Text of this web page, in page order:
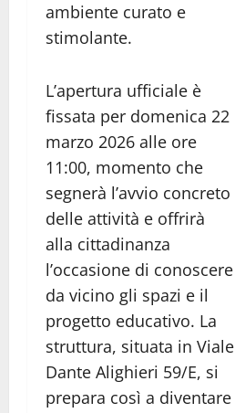
ambiente curato e
stimolante.
L’apertura ufficiale è
fissata per domenica 22
marzo 2026 alle ore
11:00, momento che
segnerà l’avvio concreto
delle attività e offrirà
alla cittadinanza
l’occasione di conoscere
da vicino gli spazi e il
progetto educativo. La
struttura, situata in Viale
Dante Alighieri 59/E, si
prepara così a diventare